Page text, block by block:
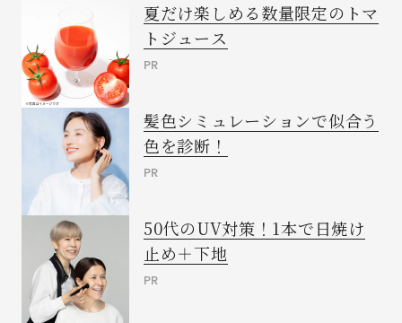
夏だけ楽しめる数量限定のトマ
トジュース
PR
髪色シミュレーションで似合う
色を診断！
PR
50代のUV対策！1本で日焼け
止め＋下地
PR
閉じる